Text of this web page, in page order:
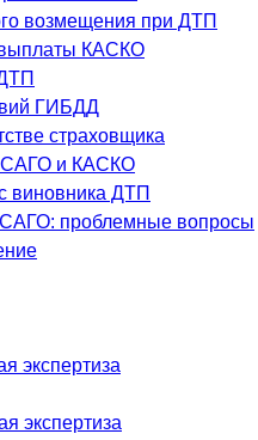
возмещения при ДТП
КАСКО
ГИБДД
страховщика
и КАСКО
виновника ДТП
проблемные вопросы
экспертиза
экспертиза